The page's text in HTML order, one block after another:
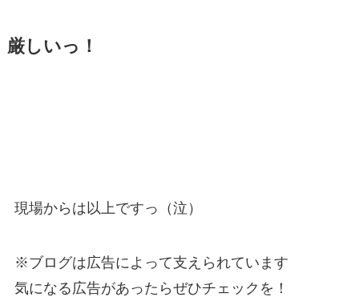
厳しいっ！
現場からは以上ですっ（泣）
※ブログは広告によって支えられています
気になる広告があったらぜひチェックを！